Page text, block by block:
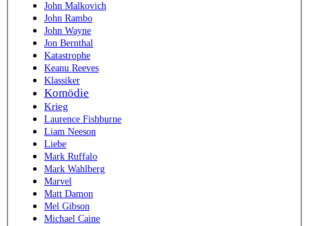
John Malkovich
John Rambo
John Wayne
Jon Bernthal
Katastrophe
Keanu Reeves
Klassiker
Komödie
Krieg
Laurence Fishburne
Liam Neeson
Liebe
Mark Ruffalo
Mark Wahlberg
Marvel
Matt Damon
Mel Gibson
Michael Caine